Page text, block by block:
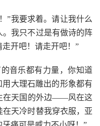
我要求着。请让我什么
我只不过是有做诗的阵
开吧！请走开吧！”
音乐都有力量，你知道
用大理石雕出的形象都有
在天国的外边——风在这
天冷时替我穿衣服，亚